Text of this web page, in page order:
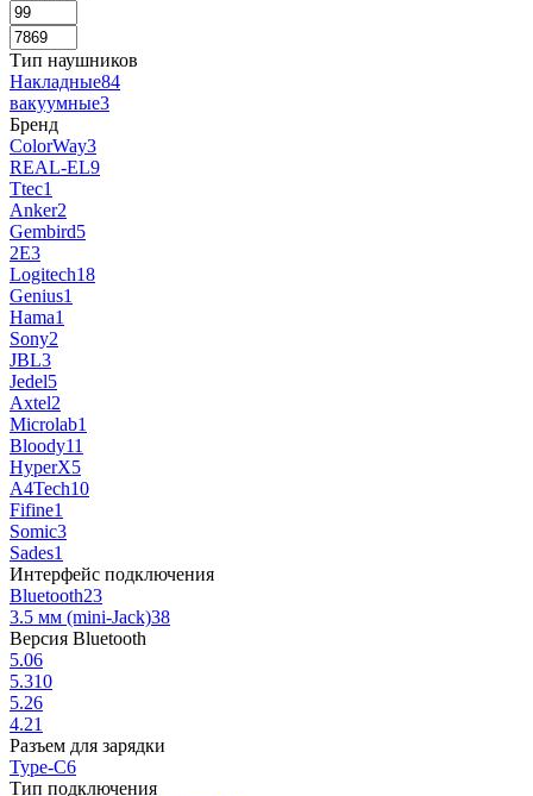
Тип наушников
Накладные84
вакуумные3
Бренд
ColorWay3
REAL-EL9
Ttec1
Anker2
Gembird5
2E3
Logitech18
Genius1
Hama1
Sony2
JBL3
Jedel5
Axtel2
Microlab1
Bloody11
HyperX5
A4Tech10
Fifine1
Somic3
Sades1
Интерфейс подключения
Bluetooth23
3.5 мм (mini-Jack)38
Версия Bluetooth
5.06
5.310
5.26
4.21
Разъем для зарядки
Type-C6
Тип подключения